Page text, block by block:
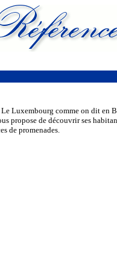
Luxembourg comme on dit en
propose de découvrir ses
de promenades.